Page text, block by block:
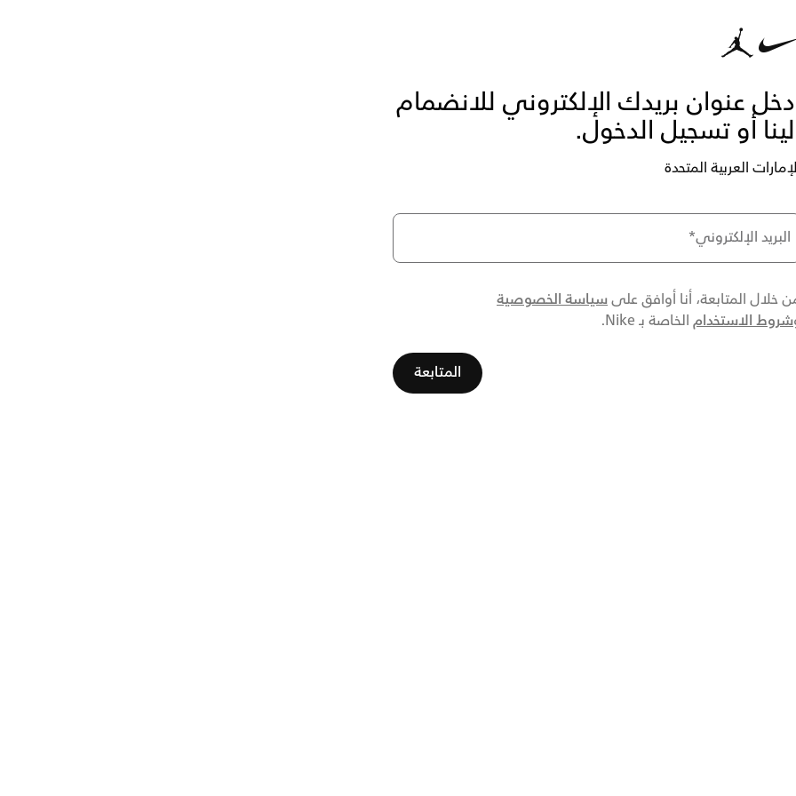
عنوان بريدك الإلكتروني للانضمام
أو تسجيل الدخول.
العربية المتحدة
البريد الإلكتروني*
خلال المتابعة، أنا أوافق علىسياسة الخصوصية
شروط الاستخدام الخاصة بـ Nike.
المتابعة